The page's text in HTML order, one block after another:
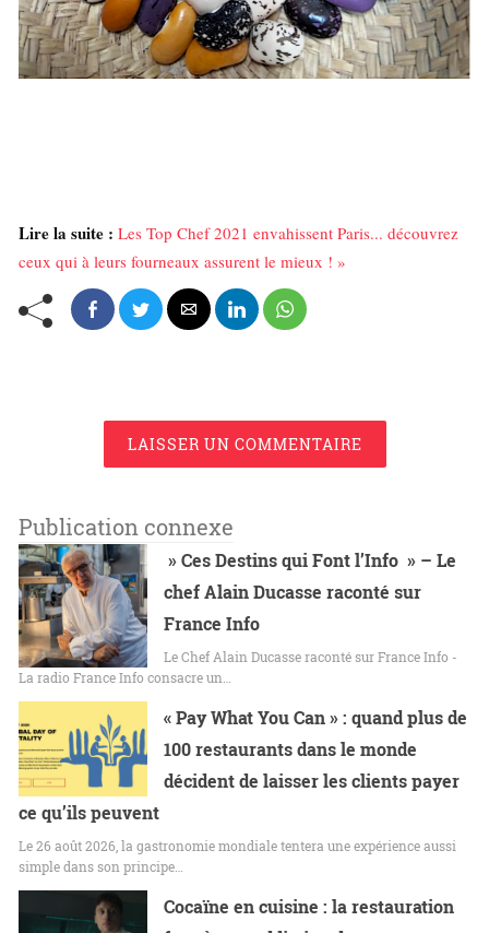
Lire la suite : Les Top Chef 2021 envahissent Paris... découvrez
ceux qui à leurs fourneaux assurent le mieux ! »
LAISSER UN COMMENTAIRE
Publication connexe
» Ces Destins qui Font l’Info » – Le
chef Alain Ducasse raconté sur
France Info
Le Chef Alain Ducasse raconté sur France Info -
La radio France Info consacre un…
« Pay What You Can » : quand plus de
100 restaurants dans le monde
décident de laisser les clients payer
ce qu’ils peuvent
Le 26 août 2026, la gastronomie mondiale tentera une expérience aussi
simple dans son principe…
Cocaïne en cuisine : la restauration